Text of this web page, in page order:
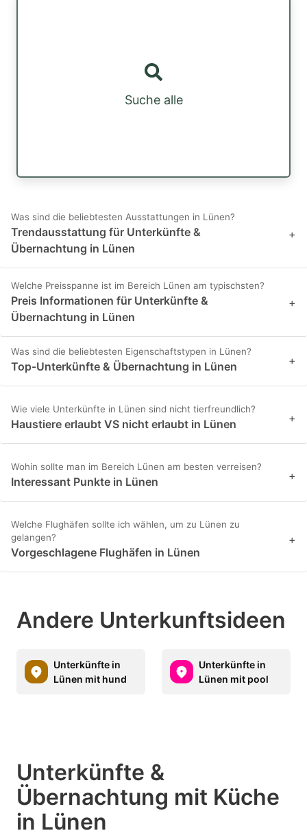
Suche alle
Was sind die beliebtesten Ausstattungen in Lünen?
Trendausstattung für Unterkünfte &
Übernachtung in Lünen
+
Welche Preisspanne ist im Bereich Lünen am typischsten?
Preis Informationen für Unterkünfte &
Übernachtung in Lünen
+
Was sind die beliebtesten Eigenschaftstypen in Lünen?
Top-Unterkünfte & Übernachtung in Lünen +
Wie viele Unterkünfte in Lünen sind nicht tierfreundlich?
Haustiere erlaubt VS nicht erlaubt in Lünen +
Wohin sollte man im Bereich Lünen am besten verreisen?
Interessant Punkte in Lünen +
Welche Flughäfen sollte ich wählen, um zu Lünen zu
gelangen?
Vorgeschlagene Flughäfen in Lünen
+
Andere Unterkunftsideen
Unterkünfte in
Lünen mit hund
Unterkünfte in
Lünen mit pool
Unterkünfte &
Übernachtung mit Küche
in Lünen